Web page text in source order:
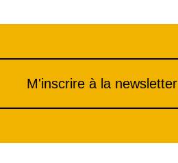
M'inscrire à la newsletter